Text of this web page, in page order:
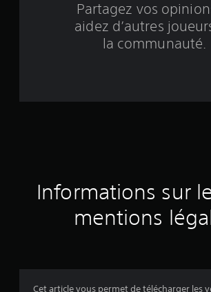
Partagez vos
aidez d’autres
la communauté.
Informations sur
mentions
Cet article vous permet de télécharger les